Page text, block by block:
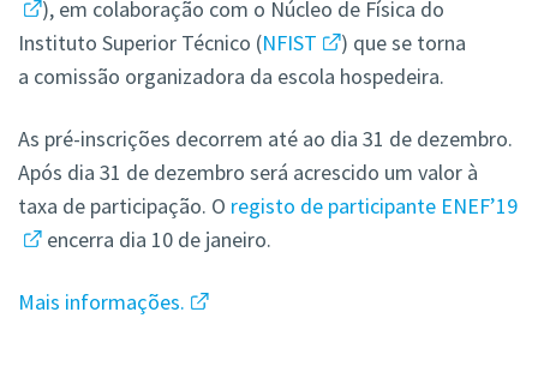
), em colaboração com o Núcleo de Física do
Instituto Superior Técnico (NFIST
) que se torna
a comissão organizadora da escola hospedeira.
As pré-inscrições decorrem até ao dia 31 de dezembro.
Após dia 31 de dezembro será acrescido um valor à
taxa de participação. O registo de participante ENEF’19
encerra dia 10 de janeiro.
Mais informações.